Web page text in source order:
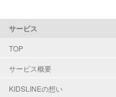
サービス
TOP
サービス概要
KIDSLINEの想い